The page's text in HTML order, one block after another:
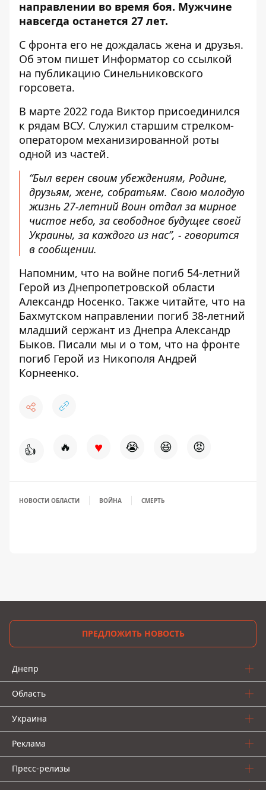
направлении во время боя. Мужчине
навсегда останется 27 лет.
С фронта его не дождалась жена и друзья.
Об этом пишет Информатор со ссылкой
на публикацию Синельниковского
горсовета.
В марте 2022 года Виктор присоединился
к рядам ВСУ. Служил старшим стрелком-
оператором механизированной роты
одной из частей.
“Был верен своим убеждениям, Родине,
друзьям, жене, собратьям. Свою молодую
жизнь 27-летний Воин отдал за мирное
чистое небо, за свободное будущее своей
Украины, за каждого из нас”, - говорится
в сообщении.
Напомним, что на войне погиб 54-летний
Герой из Днепропетровской области
Александр Носенко. Также читайте, что на
Бахмутском направлении погиб 38-летний
младший сержант из Днепра Александр
Быков. Писали мы и о том, что на фронте
погиб Герой из Никополя Андрей
Корнеенко.
👍 🔥 ♥ 😭 😆 😡
НОВОСТИ ОБЛАСТИ ВОЙНА СМЕРТЬ
ПРЕДЛОЖИТЬ НОВОСТЬ
Днепр
Область
Украина
Реклама
Пресс-релизы